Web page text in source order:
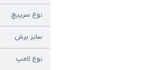
نوع سرپیچ
سایز برش
نوع لامپ